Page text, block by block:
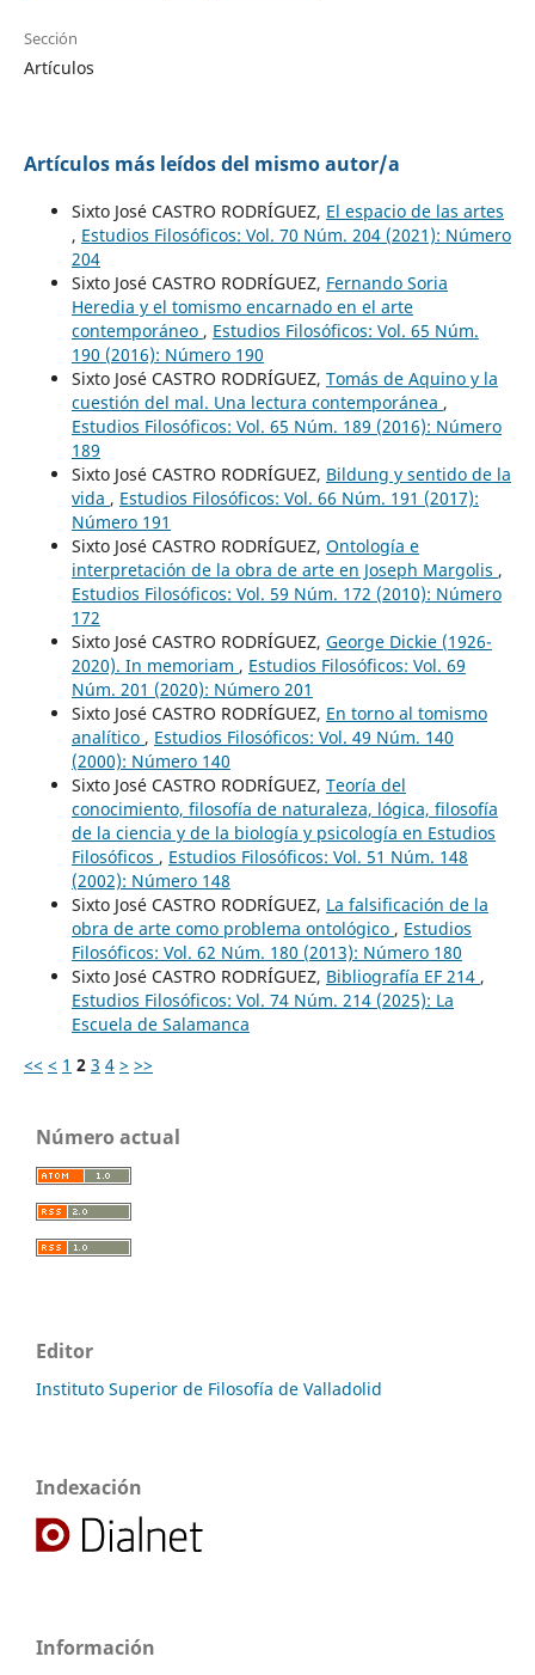
Sección
Artículos
Artículos más leídos del mismo autor/a
Sixto José CASTRO RODRÍGUEZ, El espacio de las artes
, Estudios Filosóficos: Vol. 70 Núm. 204 (2021): Número
204
Sixto José CASTRO RODRÍGUEZ, Fernando Soria
Heredia y el tomismo encarnado en el arte
contemporáneo , Estudios Filosóficos: Vol. 65 Núm.
190 (2016): Número 190
Sixto José CASTRO RODRÍGUEZ, Tomás de Aquino y la
cuestión del mal. Una lectura contemporánea ,
Estudios Filosóficos: Vol. 65 Núm. 189 (2016): Número
189
Sixto José CASTRO RODRÍGUEZ, Bildung y sentido de la
vida , Estudios Filosóficos: Vol. 66 Núm. 191 (2017):
Número 191
Sixto José CASTRO RODRÍGUEZ, Ontología e
interpretación de la obra de arte en Joseph Margolis ,
Estudios Filosóficos: Vol. 59 Núm. 172 (2010): Número
172
Sixto José CASTRO RODRÍGUEZ, George Dickie (1926-
2020). In memoriam , Estudios Filosóficos: Vol. 69
Núm. 201 (2020): Número 201
Sixto José CASTRO RODRÍGUEZ, En torno al tomismo
analítico , Estudios Filosóficos: Vol. 49 Núm. 140
(2000): Número 140
Sixto José CASTRO RODRÍGUEZ, Teoría del
conocimiento, filosofía de naturaleza, lógica, filosofía
de la ciencia y de la biología y psicología en Estudios
Filosóficos , Estudios Filosóficos: Vol. 51 Núm. 148
(2002): Número 148
Sixto José CASTRO RODRÍGUEZ, La falsificación de la
obra de arte como problema ontológico , Estudios
Filosóficos: Vol. 62 Núm. 180 (2013): Número 180
Sixto José CASTRO RODRÍGUEZ, Bibliografía EF 214 ,
Estudios Filosóficos: Vol. 74 Núm. 214 (2025): La
Escuela de Salamanca
<< < 1 2 3 4 > >>
Número actual
Editor
Instituto Superior de Filosofía de Valladolid
Indexación
Información